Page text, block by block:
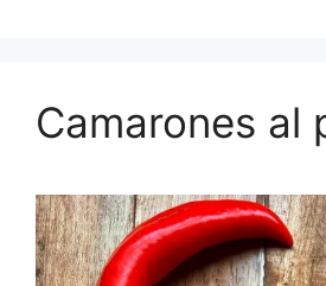
Camarones al